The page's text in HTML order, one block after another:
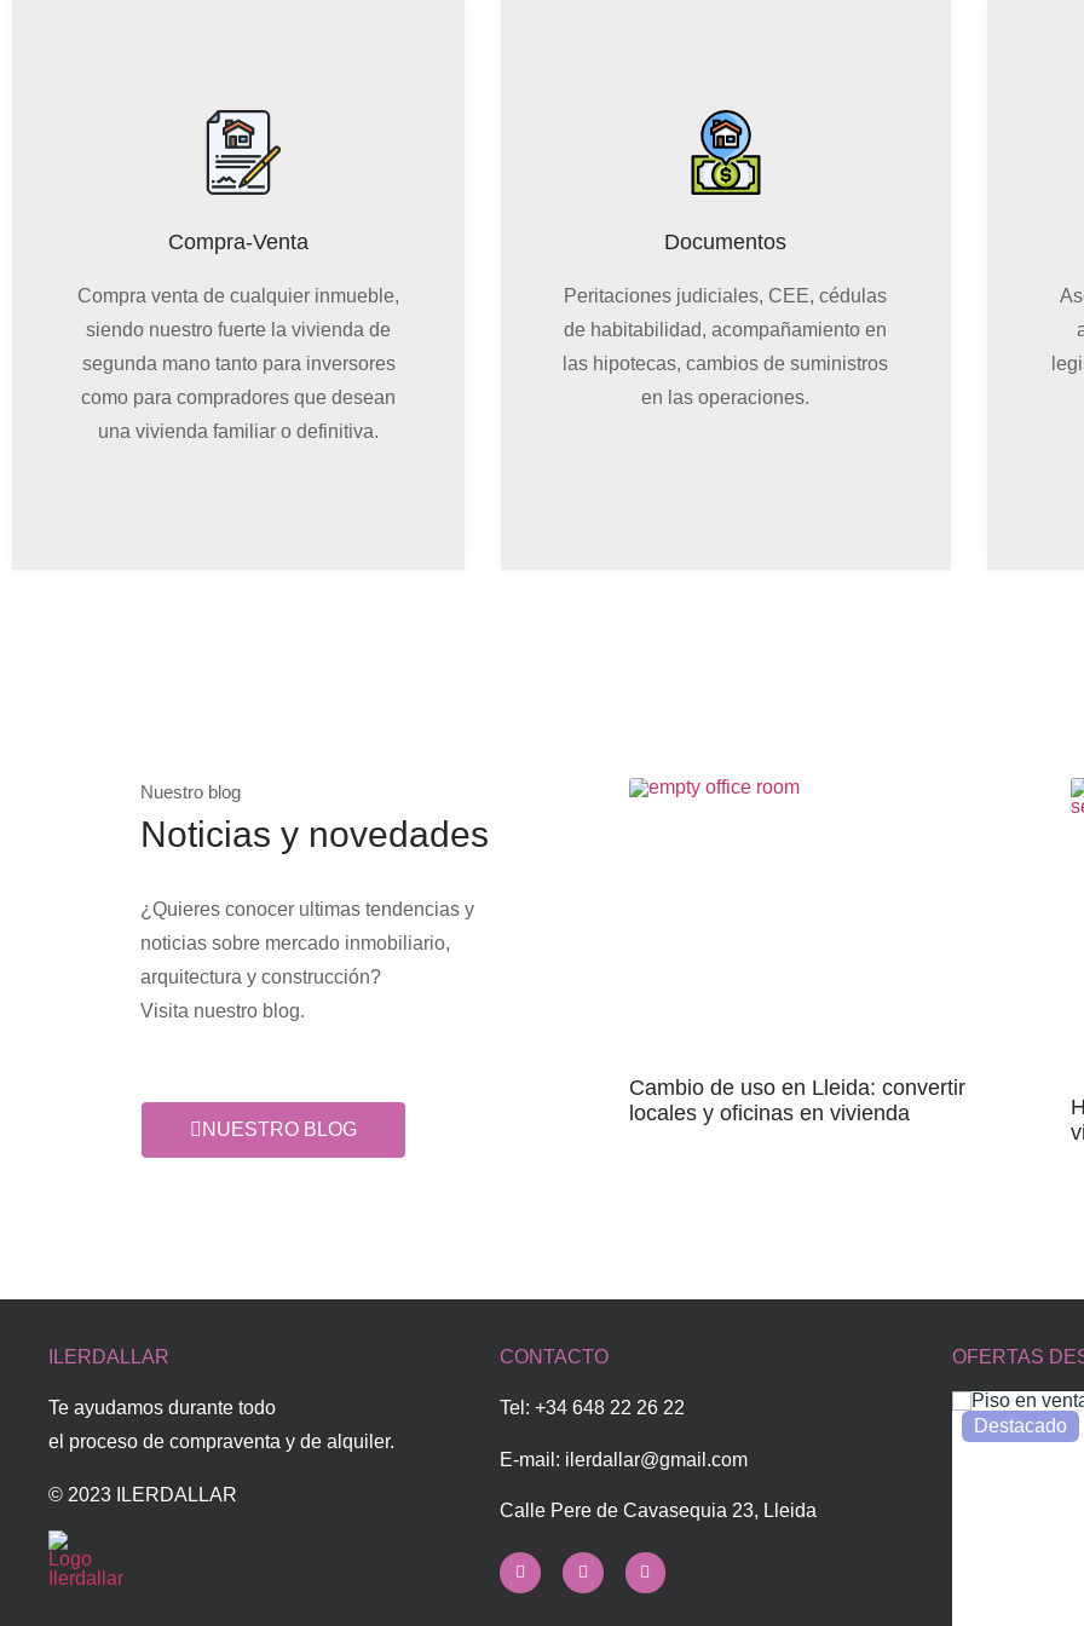
Compra-Venta
Compra venta de cualquier inmueble,
siendo nuestro fuerte la vivienda de
segunda mano tanto para inversores
como para compradores que desean
una vivienda familiar o definitiva.
Documentos
Peritaciones judiciales, CEE, cédulas
de habitabilidad, acompañamiento en
las hipotecas,cambios de suministros
en las operaciones.
Nuestro blog
Noticias y novedades
¿Quieres conocer ultimas tendencias y
noticias sobre mercado inmobiliario,
arquitectura y construcción?
Visita nuestro blog.
NUESTRO BLOG
Cambio de uso en Lleida: convertir
locales y oficinas en vivienda
ILERDALLAR
Te ayudamos durante todo
el proceso de compraventa y de alquiler.
© 2023 ILERDALLAR
CONTACTO
Tel: +34 648 22 26 22
E-mail: ilerdallar@gmail.com
Calle Pere de Cavasequia 23, Lleida
OFERTAS
Destacado